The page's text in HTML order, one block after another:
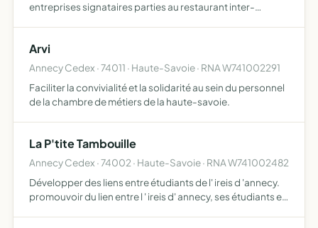
entreprises signataires parties au restaurant inter-
Arvi
Annecy Cedex · 74011 · Haute-Savoie · RNA W741002291
Faciliter la convivialité et la solidarité au sein du personnel
de la chambre de métiers de la haute-savoie.
La P'tite Tambouille
Annecy Cedex · 74002 · Haute-Savoie · RNA W741002482
Développer des liens entre étudiants de l' ireis d 'annecy.
promouvoir du lien entre l ' ireis d' annecy, ses étudiants et